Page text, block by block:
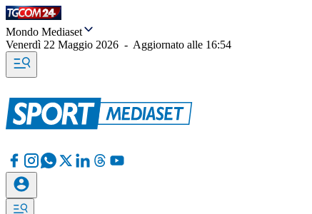
Mondo Mediaset
Venerdì 22 Maggio 2026 - Aggiornato alle 16:54